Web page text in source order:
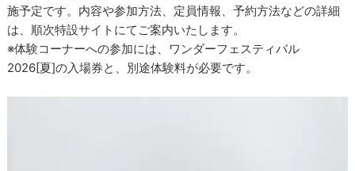
施予定です。内容や参加方法、定員情報、予約方法などの詳細
は、順次特設サイトにてご案内いたします。
※体験コーナーへの参加には、ワンダーフェスティバル
2026[夏]の入場券と、別途体験料が必要です。